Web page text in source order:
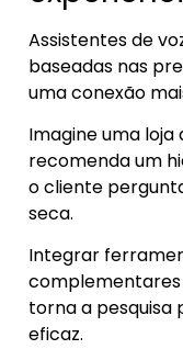
Assistentes de
baseadas nas
uma conexão
Imagine uma
recomenda um
o cliente
seca.
Integrar
complementares
torna a pesquisa
eficaz.